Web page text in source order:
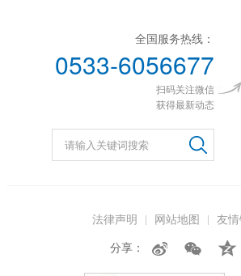
全国服务热线：
0533-6056677
扫码关注微信
获得最新动态
法律声明 网站地图
友
分享：